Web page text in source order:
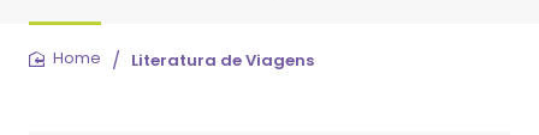
Literatura de Viagens